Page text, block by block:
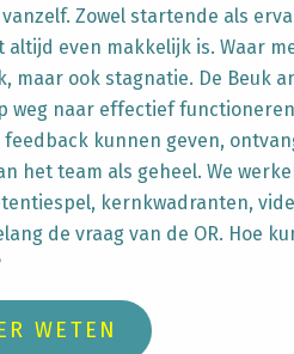
Zowel startende als
altijd even makkelijk is. Waar
maar ook stagnatie. De Beuk
weg naar effectief
kunnen geven,
het team als geheel. We
kernkwadranten,
de vraag van de OR. Hoe
WETEN